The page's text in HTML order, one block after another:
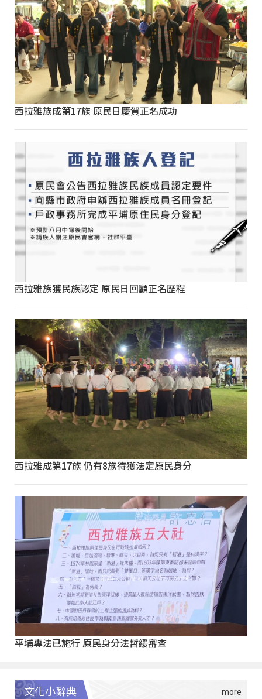
西拉雅族成第17族 原民日慶賀正名成功
西拉雅族獲民族認定 原民日回顧正名歷程
西拉雅成第17族 仍有8族待獲法定原民身分
平埔專法已施行 原民身分法暫緩審查
文化小辭典